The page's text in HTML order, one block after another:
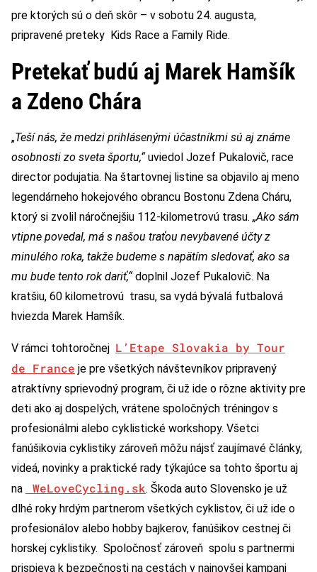
pre ktorých sú o deň skôr – v sobotu 24. augusta,
pripravené preteky Kids Race a Family Ride.
Pretekať budú aj Marek Hamšík
a Zdeno Chára
„Teší nás, že medzi prihlásenými účastníkmi sú aj známe
osobnosti zo sveta športu,“uviedol Jozef Pukalovič, race
director podujatia. Na štartovnej listine sa objavilo aj meno
legendárneho hokejového obrancu Bostonu Zdena Cháru,
ktorý si zvolil náročnejšiu 112-kilometrovú trasu. „Ako sám
vtipne povedal, má s našou traťou nevybavené účty z
minulého roka, takže budeme s napätím sledovať, ako sa
mu bude tento rok dariť,“doplnil Jozef Pukalovič. Na
kratšiu, 60 kilometrovú trasu, sa vydá bývalá futbalová
hviezda Marek Hamšík.
V rámci tohtoročnej L’Etape Slovakia by Tour
de France je pre všetkých návštevníkov pripravený
atraktívny sprievodný program, či už ide o rôzne aktivity pre
deti ako aj dospelých, vrátene spoločných tréningov s
profesionálmi alebo cyklistické workshopy. Všetci
fanúšikovia cyklistiky zároveň môžu nájsť zaujímavé články,
videá, novinky a praktické rady týkajúce sa tohto športu aj
na
WeLoveCycling.sk. Škoda auto Slovensko je už
dlhé roky hrdým partnerom všetkých cyklistov, či už ide o
profesionálov alebo hobby bajkerov, fanúšikov cestnej či
horskej cyklistiky. Spoločnosť zároveň spolu s partnermi
prispieva k bezpečnosti na cestách v najnovšej kampani